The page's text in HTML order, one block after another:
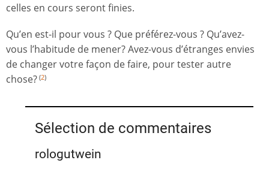
celles en cours seront finies.
Qu’en est-il pour vous ? Que préférez-vous ? Qu’avez-
vous l’habitude de mener? Avez-vous d’étranges envies
de changer votre façon de faire, pour tester autre
chose? (2)
Sélection de commentaires
rologutwein